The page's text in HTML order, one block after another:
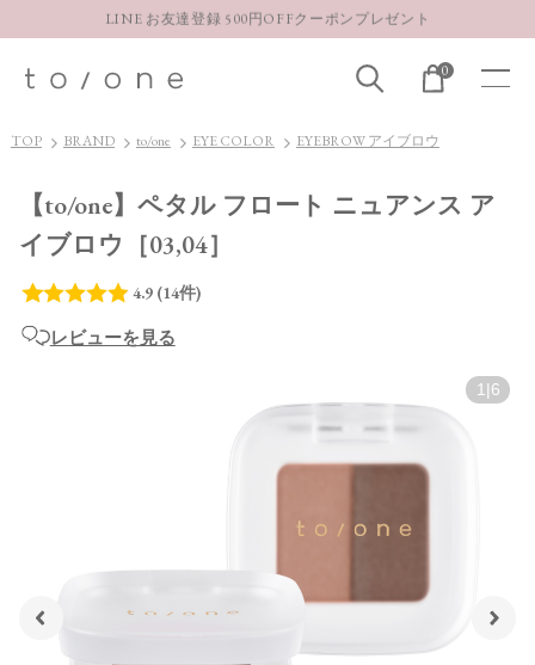
LINE お友達登録 500円OFFクーポンプレゼント
お得な定期購入コースはこちら
LINE お友達登録 500円OFFクーポンプレゼント
0
TOP BRAND to/one EYE COLOR EYEBROW アイブロウ
【to/one】ペタル フロート ニュアンス ア
イブロウ［03,04］
レビューを見る
1 | 6